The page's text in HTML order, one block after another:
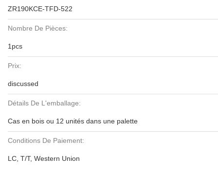
ZR190KCE-TFD-522
Nombre De Pièces:
1pcs
Prix:
discussed
Détails De L'emballage:
Cas en bois ou 12 unités dans une palette
Conditions De Paiement:
LC, T/T, Western Union